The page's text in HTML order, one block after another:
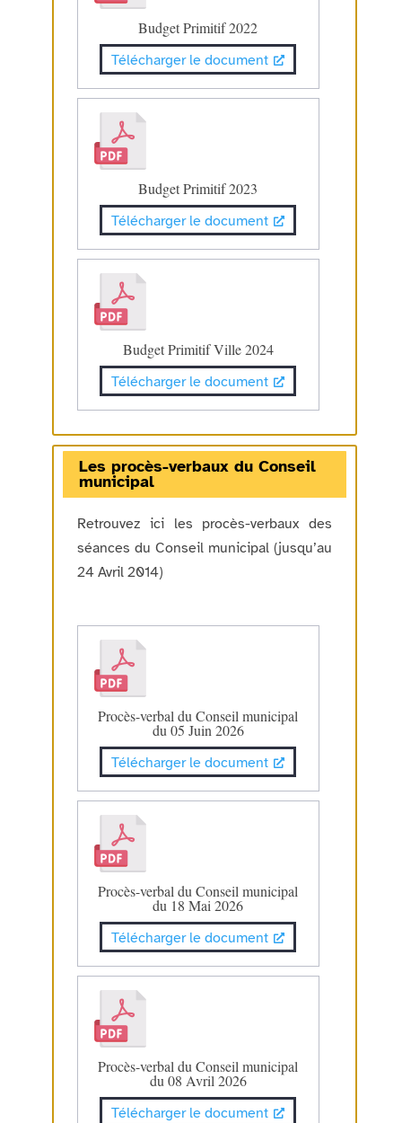
Budget Primitif 2022
Télécharger le document
Budget Primitif 2023
Télécharger le document
Budget Primitif Ville 2024
Télécharger le document
Les procès-verbaux du Conseil
municipal
Retrouvez ici les procès-verbaux des
séances du Conseil municipal (jusqu’au
24 Avril 2014)
Procès-verbal du Conseil municipal
du 05 Juin 2026
Télécharger le document
Procès-verbal du Conseil municipal
du 18 Mai 2026
Télécharger le document
Procès-verbal du Conseil municipal
du 08 Avril 2026
Télécharger le document